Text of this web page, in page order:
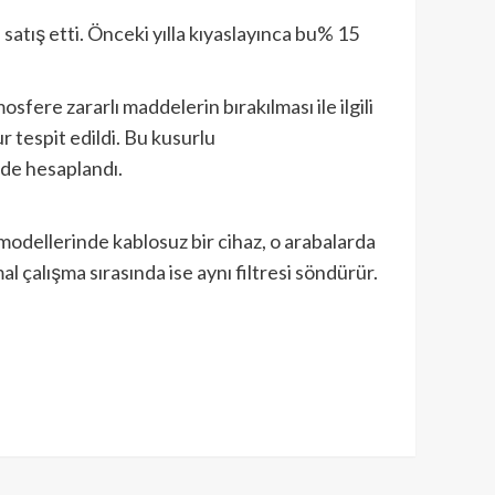
etti. Önceki yılla kıyaslayınca bu% 15
zararlı maddelerin bırakılması ile ilgili
tespit edildi. Bu kusurlu
hesaplandı.
kablosuz bir cihaz, o arabalarda
çalışma sırasında ise aynı filtresi söndürür.